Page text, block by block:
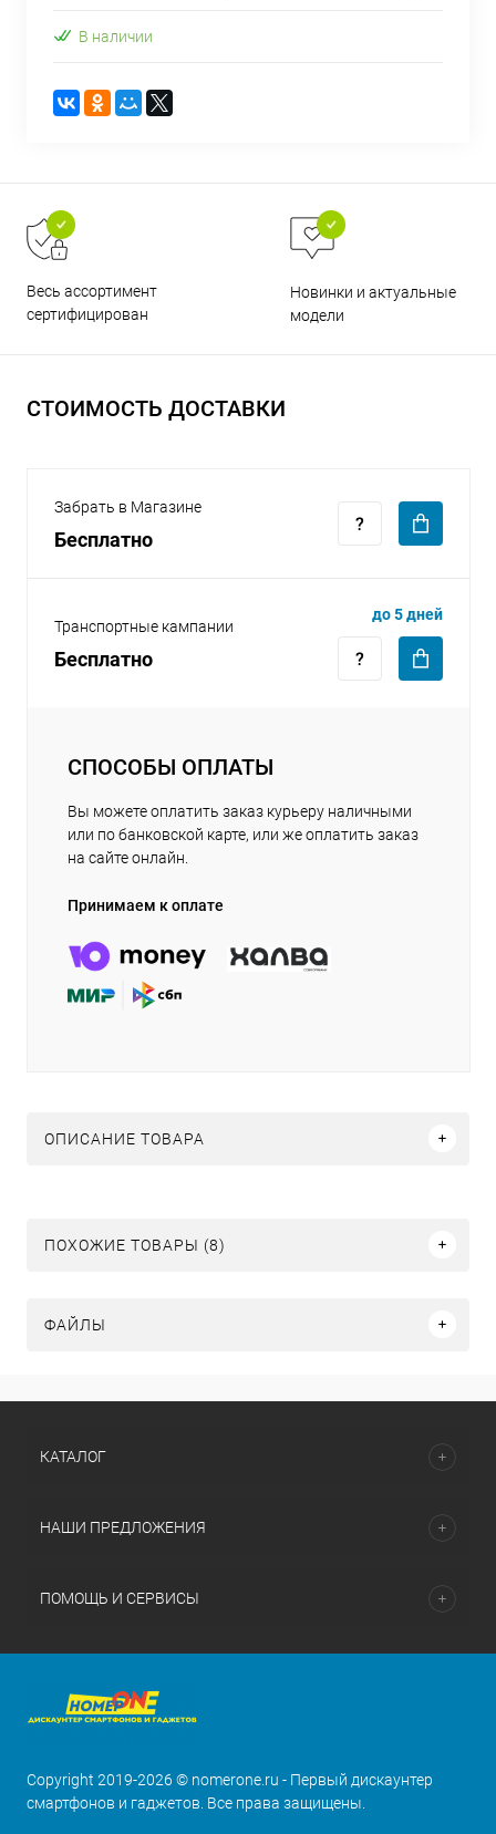
В наличии
Весь ассортимент
сертифицирован
Новинки и актуальные
модели
СТОИМОСТЬ ДОСТАВКИ
Забрать в Магазине
Бесплатно
Транспортные кампании
Бесплатно
до 5 дней
СПОСОБЫ ОПЛАТЫ
Вы можете оплатить заказ курьеру наличными
или по банковской карте, или же оплатить заказ
на сайте онлайн.
Принимаем к оплате
ОПИСАНИЕ ТОВАРА
ПОХОЖИЕ ТОВАРЫ (8)
ФАЙЛЫ
раз в 2 недели
8 800 302-02-51
КАТАЛОГ
НАШИ ПРЕДЛОЖЕНИЯ
ПОМОЩЬ И СЕРВИСЫ
Copyright 2019-2026 © nomerone.ru - Первый дискаунтер
смартфонов и гаджетов. Все права защищены.